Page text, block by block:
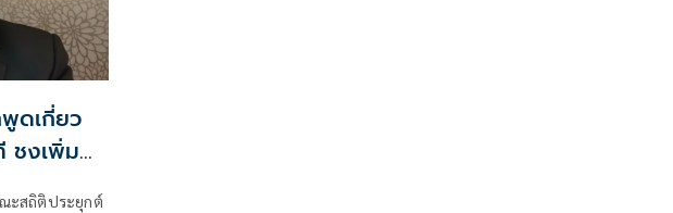
ดเกี่ยว
ชงเพิ่ม
ะสถิติประยุกต์